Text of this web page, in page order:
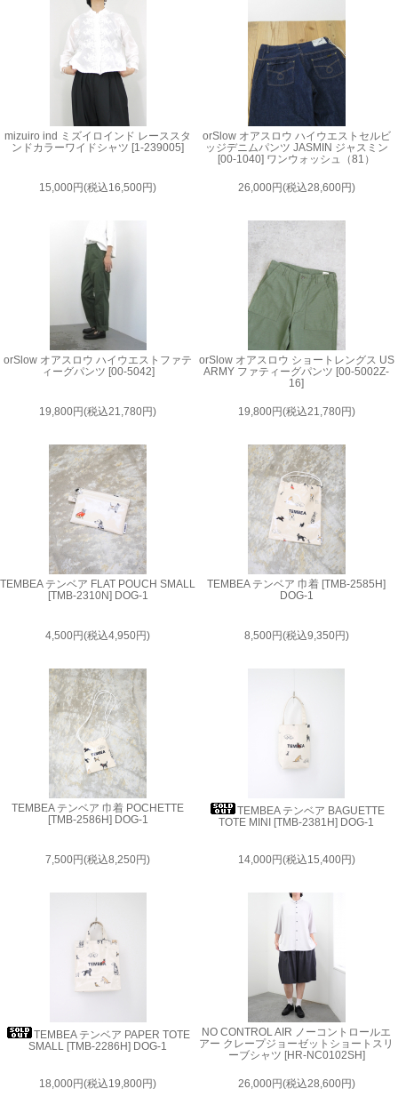
mizuiro ind ミズイロインド レーススタ
ンドカラーワイドシャツ [1-239005]
15,000円(税込16,500円)
orSlow オアスロウ ハイウエストセルビ
ッジデニムパンツ JASMIN ジャスミン
[00-1040] ワンウォッシュ（81）
26,000円(税込28,600円)
orSlow オアスロウ ハイウエストファテ
ィーグパンツ [00-5042]
19,800円(税込21,780円)
orSlow オアスロウ ショートレングス US
ARMY ファティーグパンツ [00-5002Z-
16]
19,800円(税込21,780円)
TEMBEA テンベア FLAT POUCH SMALL
[TMB-2310N] DOG-1
4,500円(税込4,950円)
TEMBEA テンベア 巾着 [TMB-2585H]
DOG-1
8,500円(税込9,350円)
TEMBEA テンベア 巾着 POCHETTE
[TMB-2586H] DOG-1
7,500円(税込8,250円)
TEMBEA テンベア BAGUETTE
TOTE MINI [TMB-2381H] DOG-1
14,000円(税込15,400円)
TEMBEA テンベア PAPER TOTE
SMALL [TMB-2286H] DOG-1
18,000円(税込19,800円)
NO CONTROL AIR ノーコントロールエ
アー クレープジョーゼットショートスリ
ーブシャツ [HR-NC0102SH]
26,000円(税込28,600円)